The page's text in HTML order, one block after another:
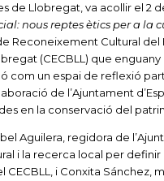
de Llobregat, va acollir el 2
nous reptes ètics per a la
Reconeixement Cultural
(CECBLL) que
com un espai de reflexió
de l’Ajuntament
en la conservació del
Aguilera, regidora de
i la recerca local per
i Conxita Sánchez,